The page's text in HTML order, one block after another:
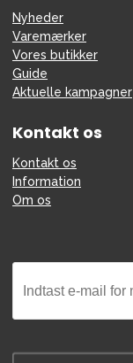
Nyheder
Varemærker
Vores butikker
Guide
Aktuelle kampagner
Kontakt os
Kontakt os
Information
Om os